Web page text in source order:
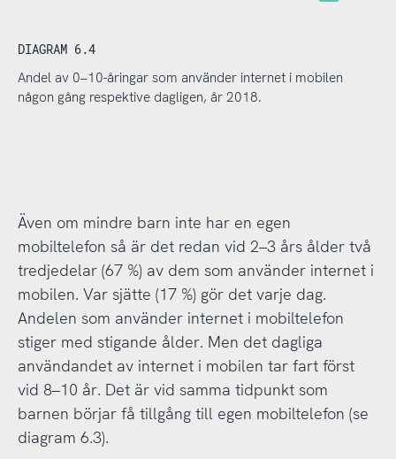
DIAGRAM 6.4
Andel av 0–10-åringar som använder internet i mobilen
någon gång respektive dagligen, år 2018.
Även om mindre barn inte har en egen
mobiltelefon så är det redan vid 2–3 års ålder två
tredjedelar (67 %) av dem som använder internet i
mobilen. Var sjätte (17 %) gör det varje dag.
Andelen som använder internet i mobiltelefon
stiger med stigande ålder. Men det dagliga
användandet av internet i mobilen tar fart först
vid 8–10 år. Det är vid samma tidpunkt som
barnen börjar få tillgång till egen mobiltelefon (se
diagram 6.3).